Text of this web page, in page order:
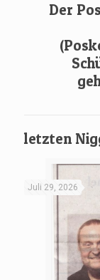
Der
letzten
Juli 29, 2026